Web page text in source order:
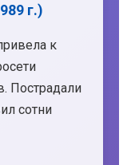
г.)
к
Пострадали
сотни